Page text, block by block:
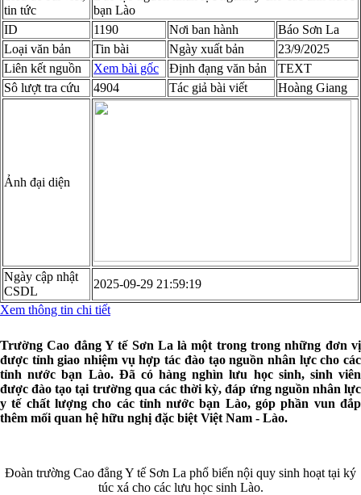
tin tức
bạn Lào
ID
1190 Nơi ban hành
Báo Sơn La
Loại văn bản
Tin bài Ngày xuất bản
23/9/2025
Liên kết nguồn
Xem bài gốc Định đạng văn bản
TEXT
Sô lượt tra cứu
4904 Tác giả bài viết Hoàng Giang
Ảnh đại diện
Ngày cập nhật
CSDL
2025-09-29 21:59:19
Xem thông tin chi tiết
Trường Cao đẳng Y tế Sơn La là một trong trong những đơn vị
được tỉnh giao nhiệm vụ hợp tác đào tạo nguồn nhân lực cho các
tỉnh nước bạn Lào. Đã có hàng nghìn lưu học sinh, sinh viên
được đào tạo tại trường qua các thời kỳ, đáp ứng nguồn nhân lực
y tế chất lượng cho các tỉnh nước bạn Lào, góp phần vun đắp
thêm mối quan hệ hữu nghị đặc biệt Việt Nam - Lào.
Đoàn trường Cao đẳng Y tế Sơn La phổ biến nội quy sinh hoạt tại ký
túc xá cho các lưu học sinh Lào.